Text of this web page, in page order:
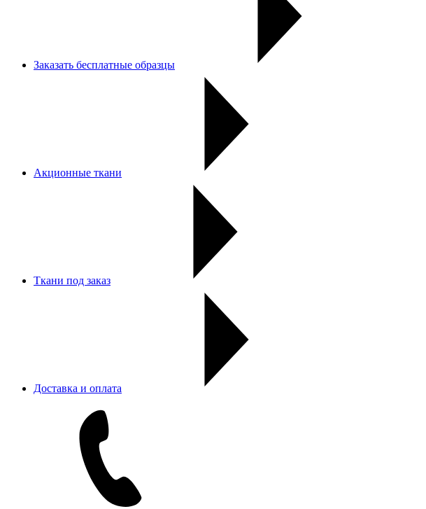
Заказать бесплатные образцы
Акционные ткани
Ткани под заказ
Доставка и оплата